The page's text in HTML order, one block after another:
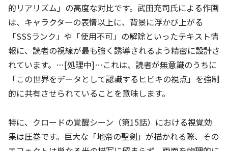
的リアリズム」の高度な対比です。武田充司氏による作画
は、キャラクターの表情以上に、背景に浮かび上がる
「SSSランク」や「使用不可」の解除といったテキスト情
報に、読者の視線が最も強く誘導されるよう精密に設計さ
れています。…[処理中]…これは、読者が無意識のうちに
「この世界をデータとして認識するヒビキの視点」を強制
的に共有させられていることを意味します。
特に、クロードの覚醒シーン（第15話）における視覚効
果は圧巻です。巨大な「地帝の聖剣」が描かれる際、その